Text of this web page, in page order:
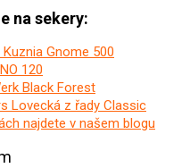
na sekery:
Gnome 500
120
Black Forest
Lovecká z řady Classic
najdete v našem blogu